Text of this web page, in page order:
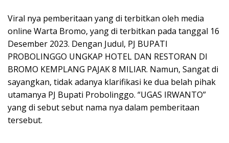
Viral nya pemberitaan yang di terbitkan oleh media
online Warta Bromo, yang di terbitkan pada tanggal 16
Desember 2023. Dengan Judul, PJ BUPATI
PROBOLINGGO UNGKAP HOTEL DAN RESTORAN DI
BROMO KEMPLANG PAJAK 8 MILIAR. Namun, Sangat di
sayangkan, tidak adanya klarifikasi ke dua belah pihak
utamanya PJ Bupati Probolinggo. “UGAS IRWANTO”
yang di sebut sebut nama nya dalam pemberitaan
tersebut.